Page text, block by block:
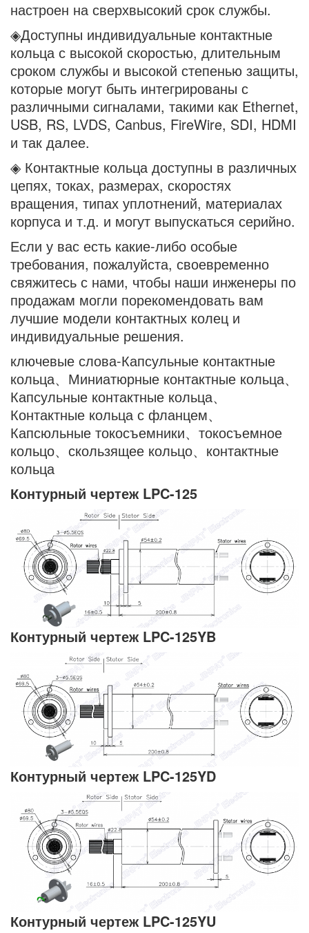
настроен на сверхвысокий срок службы.
◈Доступны индивидуальные контактные
кольца с высокой скоростью, длительным
сроком службы и высокой степенью защиты,
которые могут быть интегрированы с
различными сигналами, такими как Ethernet,
USB, RS, LVDS, Canbus, FireWire, SDI, HDMI
и так далее.
◈ Контактные кольца доступны в различных
цепях, токах, размерах, скоростях
вращения, типах уплотнений, материалах
корпуса и т.д. и могут выпускаться серийно.
Если у вас есть какие-либо особые
требования, пожалуйста, своевременно
свяжитесь с нами, чтобы наши инженеры по
продажам могли порекомендовать вам
лучшие модели контактных колец и
индивидуальные решения.
ключевые слова-Капсульные контактные
кольца、Миниатюрные контактные кольца、
Капсульные контактные кольца、
Контактные кольца с фланцем、
Капсюльные токосъемники、токосъемное
кольцо、скользящее кольцо、контактные
кольца
Контурный чертеж LPC-125
Контурный чертеж LPC-125YB
Контурный чертеж LPC-125YD
Контурный чертеж LPC-125YU